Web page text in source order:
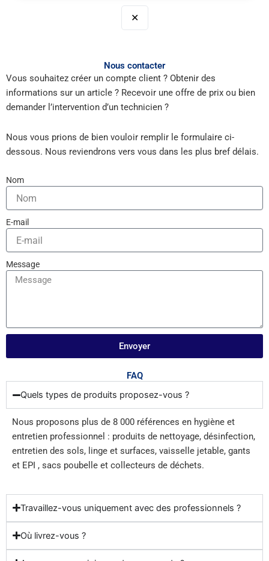
✕
Nous contacter
Vous souhaitez créer un compte client ? Obtenir des
informations sur un article ? Recevoir une offre de prix ou bien
demander l’intervention d’un technicien ?
Nous vous prions de bien vouloir remplir le formulaire ci-
dessous. Nous reviendrons vers vous dans les plus bref délais.
Nom
E-mail
Message
Envoyer
FAQ
Quels types de produits proposez-vous ?
Nous proposons plus de 8 000 références en hygiène et
entretien professionnel : produits de nettoyage, désinfection,
entretien des sols, linge et surfaces, vaisselle jetable, gants
et EPI , sacs poubelle et collecteurs de déchets.
Travaillez-vous uniquement avec des professionnels ?
Où livrez-vous ?